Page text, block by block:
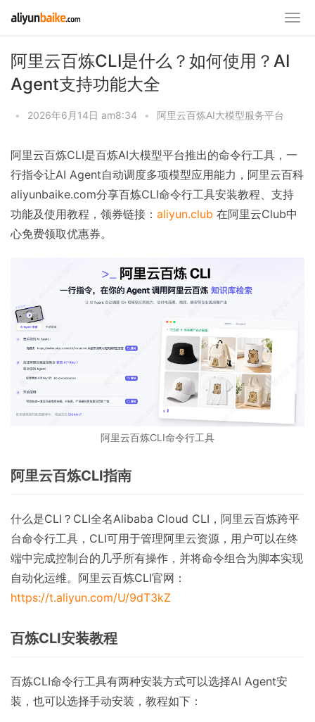
阿里云百炼CLI是什么？如何使用？AI
Agent支持功能大全
• 2026年6月14日 am8:34 • 阿里云百炼AI大模型服务平台
阿里云百炼CLI是百炼AI大模型平台推出的命令行工具，一
行指令让AI Agent自动调度多项模型应用能力，阿里云百科
aliyunbaike.com分享百炼CLI命令行工具安装教程、支持
功能及使用教程，领券链接： aliyun.club 在阿里云Club中
心免费领取优惠券。
阿里云百炼CLI命令行工具
阿里云百炼CLI指南
什么是CLI？CLI全名Alibaba Cloud CLI，阿里云百炼跨平
台命令行工具，CLI可用于管理阿里云资源，用户可以在终
端中完成控制台的几乎所有操作，并将命令组合为脚本实现
自动化运维。阿里云百炼CLI官网：
https://t.aliyun.com/U/9dT3kZ
百炼CLI安装教程
百炼CLI命令行工具有两种安装方式可以选择AI Agent安
装，也可以选择手动安装，教程如下：